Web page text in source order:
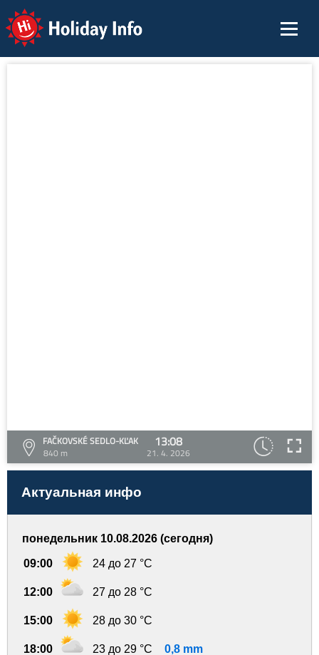
Holiday Info
FAČKOVSKÉ SEDLO-KĽAK
840 m
13:08
21. 4. 2026
Актуальная инфо
понедельник 10.08.2026 (сегодня)
09:00 24 до 27 °C
12:00 27 до 28 °C
15:00 28 до 30 °C
18:00 23 до 29 °C 0,8 mm